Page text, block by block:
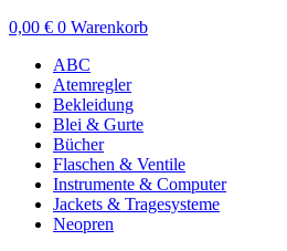
0,00 € 0 Warenkorb
ABC
Atemregler
Bekleidung
Blei & Gurte
Bücher
Flaschen & Ventile
Instrumente & Computer
Jackets & Tragesysteme
Neopren